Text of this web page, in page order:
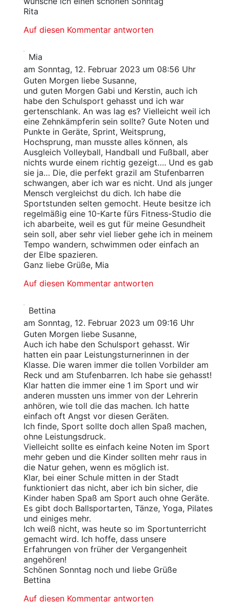
Rita
Auf diesen Kommentar antworten
Mia
am Sonntag, 12. Februar 2023 um 08:56 Uhr
Guten Morgen liebe Susanne,
und guten Morgen Gabi und Kerstin, auch ich
habe den Schulsport gehasst und ich war
gertenschlank. An was lag es? Vielleicht weil ich
eine Zehnkämpferin sein sollte? Gute Noten und
Punkte in Geräte, Sprint, Weitsprung,
Hochsprung, man musste alles können, als
Ausgleich Volleyball, Handball und Fußball, aber
nichts wurde einem richtig gezeigt…. Und es gab
sie ja… Die, die perfekt grazil am Stufenbarren
schwangen, aber ich war es nicht. Und als junger
Mensch vergleichst du dich. Ich habe die
Sportstunden selten gemocht. Heute besitze ich
regelmäßig eine 10-Karte fürs Fitness-Studio die
ich abarbeite, weil es gut für meine Gesundheit
sein soll, aber sehr viel lieber gehe ich in meinem
Tempo wandern, schwimmen oder einfach an
der Elbe spazieren.
Ganz liebe Grüße, Mia
Auf diesen Kommentar antworten
Bettina
am Sonntag, 12. Februar 2023 um 09:16 Uhr
Guten Morgen liebe Susanne,
Auch ich habe den Schulsport gehasst. Wir
hatten ein paar Leistungsturnerinnen in der
Klasse. Die waren immer die tollen Vorbilder am
Reck und am Stufenbarren. Ich habe sie gehasst!
Klar hatten die immer eine 1 im Sport und wir
anderen mussten uns immer von der Lehrerin
anhören, wie toll die das machen. Ich hatte
einfach oft Angst vor diesen Geräten.
Ich finde, Sport sollte doch allen Spaß machen,
ohne Leistungsdruck.
Vielleicht sollte es einfach keine Noten im Sport
mehr geben und die Kinder sollten mehr raus in
die Natur gehen, wenn es möglich ist.
Klar, bei einer Schule mitten in der Stadt
funktioniert das nicht, aber ich bin sicher, die
Kinder haben Spaß am Sport auch ohne Geräte.
Es gibt doch Ballsportarten, Tänze, Yoga, Pilates
und einiges mehr.
Ich weiß nicht, was heute so im Sportunterricht
gemacht wird. Ich hoffe, dass unsere
Erfahrungen von früher der Vergangenheit
angehören!
Schönen Sonntag noch und liebe Grüße
Bettina
Auf diesen Kommentar antworten